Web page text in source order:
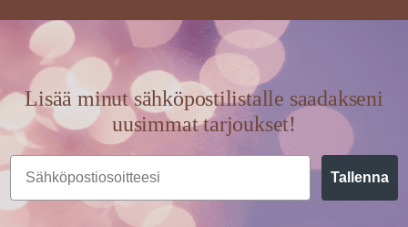
Lisää minut sähköpostilistalle saadakseni
uusimmat tarjoukset!
Email
Tallenna